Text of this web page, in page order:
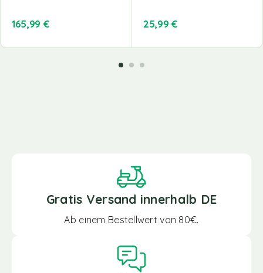
165,99 € 25,99 €
Gratis Versand innerhalb DE
Ab einem Bestellwert von 80€.